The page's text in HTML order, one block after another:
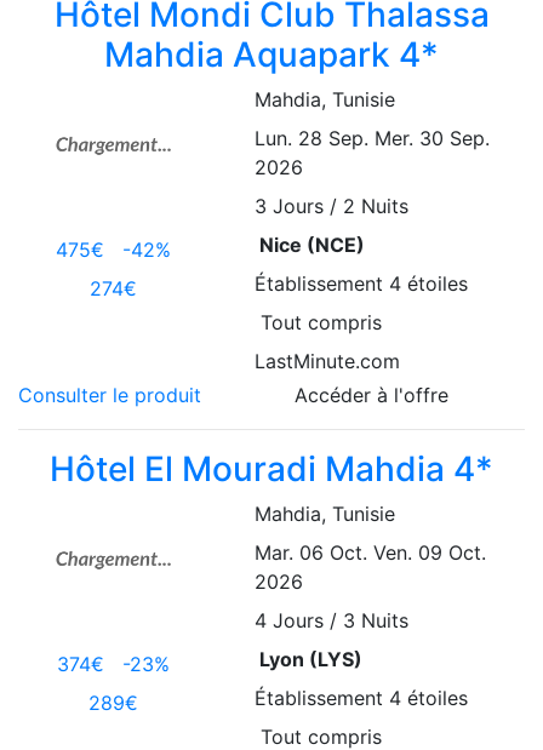
Hôtel Mondi Club Thalassa
Mahdia Aquapark 4*
475€ -42%
274€
Mahdia, Tunisie
Lun. 28 Sep. Mer. 30 Sep.
2026
3 Jours / 2 Nuits
Nice (NCE)
Établissement 4 étoiles
Tout compris
LastMinute.com
Consulter le produit
Accéder à l'offre
Hôtel El Mouradi Mahdia 4*
374€ -23%
289€
Mahdia, Tunisie
Mar. 06 Oct. Ven. 09 Oct.
2026
4Jours / 3 Nuits
Lyon (LYS)
Établissement 4 étoiles
Tout compris